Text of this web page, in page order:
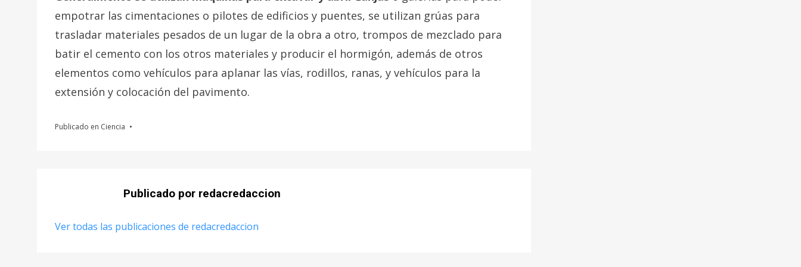
empotrar las cimentaciones o pilotes de edificios y puentes, se utilizan grúas para
trasladar materiales pesados de un lugar de la obra a otro, trompos de mezclado para
batir el cemento con los otros materiales y producir el hormigón, además de otros
elementos como vehículos para aplanar las vías, rodillos, ranas, y vehículos para la
extensión y colocación del pavimento.
Publicado en Ciencia
Publicado por redacredaccion
Ver todas las publicaciones de redacredaccion